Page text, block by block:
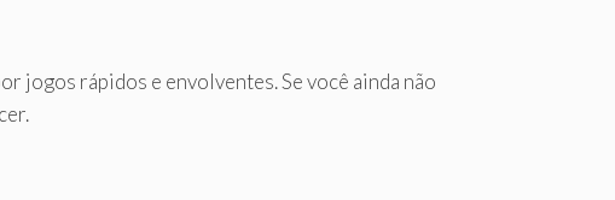
jogos rápidos e envolventes. Se você ainda não